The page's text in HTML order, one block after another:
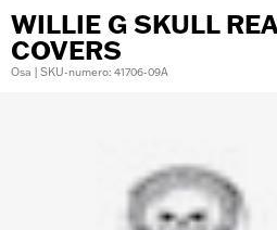
WILLIE G SKULL
COVERS
Osa | SKU-numero: 41706-09A